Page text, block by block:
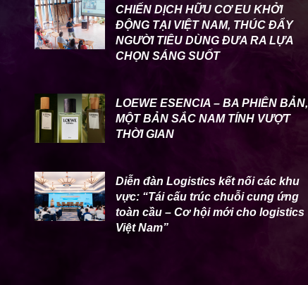
CHIẾN DỊCH HỮU CƠ EU KHỞI
ĐỘNG TẠI VIỆT NAM, THÚC ĐẨY
NGƯỜI TIÊU DÙNG ĐƯA RA LỰA
CHỌN SÁNG SUỐT
LOEWE ESENCIA – BA PHIÊN BẢN,
MỘT BẢN SẮC NAM TÍNH VƯỢT
THỜI GIAN
Diễn đàn Logistics kết nối các khu
vực: “Tái cấu trúc chuỗi cung ứng
toàn cầu – Cơ hội mới cho logistics
Việt Nam”